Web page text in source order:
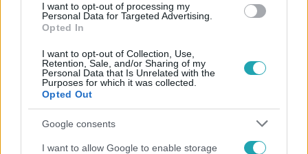
I want to opt-out of processing my
Personal Data for Targeted Advertising.
Opted In
I want to opt-out of Collection, Use,
Retention, Sale, and/or Sharing of my
Personal Data that Is Unrelated with the
Purposes for which it was collected.
Opted Out
Google consents
I want to allow Google to enable storage